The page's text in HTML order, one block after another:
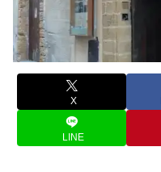
X
LINE